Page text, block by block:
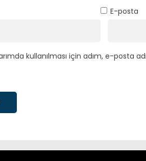
E-posta
kullanılması için adım, e-posta